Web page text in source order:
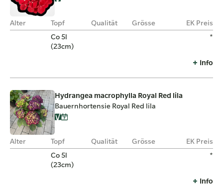
Alter Topf Qualität Grösse
EK Preis
Co 5l
(23cm)
*
Info
Hydrangea macrophylla Royal Red lila
Bauernhortensie Royal Red lila
Alter Topf Qualität Grösse
EK Preis
Co 5l
(23cm)
*
Info